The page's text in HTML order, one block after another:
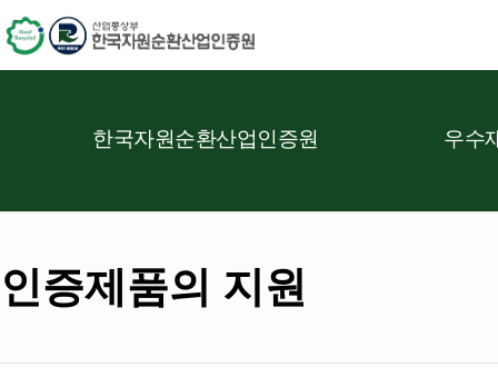
한국자원순환산업인증원 우수
인증제품의 지원